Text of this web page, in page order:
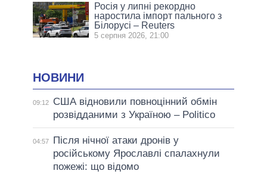
Росія у липні рекордно
наростила імпорт пального з
Білорусі – Reuters
5 серпня 2026, 21:00
НОВИНИ
09:12
США відновили повноцінний обмін
розвідданими з Україною – Politico
04:57
Після нічної атаки дронів у
російському Ярославлі спалахнули
пожежі: що відомо